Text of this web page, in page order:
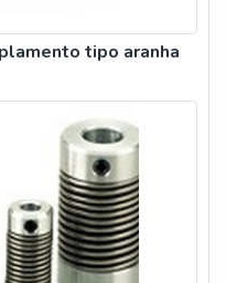
tipo aranha